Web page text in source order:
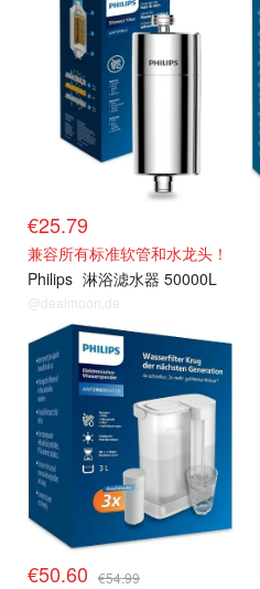
€25.79
兼容所有标准软管和水龙头！
Philips 淋浴滤水器 50000L
@dealmoon.de
€50.60 €54.99